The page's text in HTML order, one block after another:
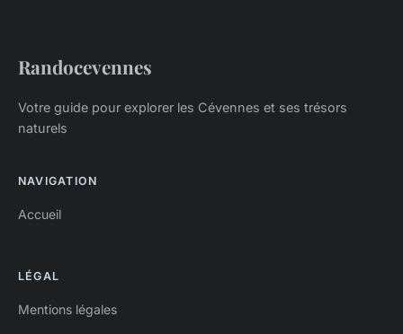
Randocevennes
Votre guide pour explorer les Cévennes et ses trésors
naturels
NAVIGATION
Accueil
LÉGAL
Mentions légales